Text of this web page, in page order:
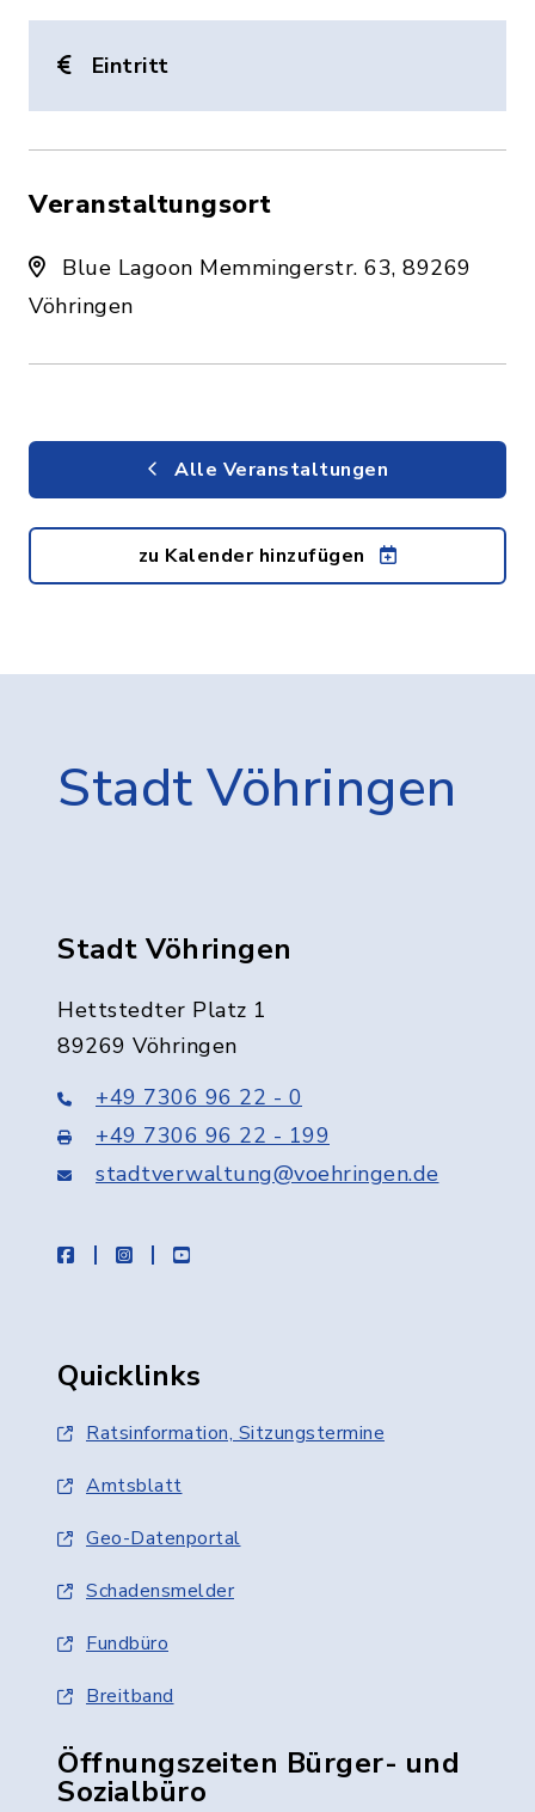
Eintritt
Veranstaltungsort
Blue Lagoon Memmingerstr. 63, 89269
Vöhringen
Alle Veranstaltungen
zu Kalender hinzufügen
Stadt Vöhringen
Stadt Vöhringen
Hettstedter Platz 1
89269 Vöhringen
+49 7306 96 22 - 0
+49 7306 96 22 - 199
stadtverwaltung@voehringen.de
facebookinstagramyoutube
Quicklinks
Ratsinformation, Sitzungstermine
Amtsblatt
Geo-Datenportal
Schadensmelder
Fundbüro
Breitband
Öffnungszeiten Bürger- und
Sozialbüro